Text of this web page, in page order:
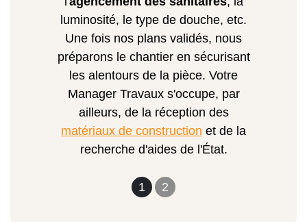
1 2
luminosité, le type de douche, etc.
Une fois nos plans validés, nous
préparons le chantier en sécurisant
les alentours de la pièce. Votre
Manager Travaux s'occupe, par
ailleurs, de la réception des
matériaux de construction et de la
recherche d'aides de l'État.